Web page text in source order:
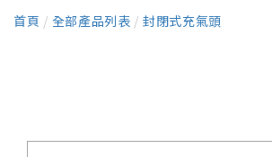
首頁 / 全部產品列表 / 封閉式充氣頭